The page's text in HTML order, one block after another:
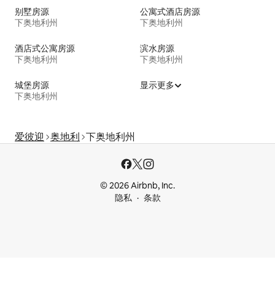
别墅房源
下奥地利州
公寓式酒店房源
下奥地利州
酒店式公寓房源
下奥地利州
滨水房源
下奥地利州
城堡房源
下奥地利州
显示更多
爱彼迎 奥地利 下奥地利州
© 2026 Airbnb, Inc.
隐私
条款